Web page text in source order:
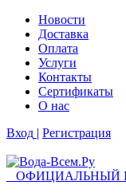
Новости
Доставка
Оплата
Услуги
Контакты
Cертификаты
О нас
Вход | Регистрация
ОФИЦИАЛЬНЫЙ